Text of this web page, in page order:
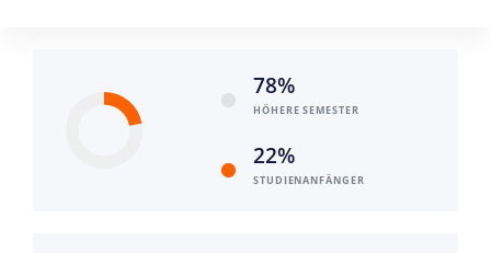
78%
HÖHERE SEMESTER
22%
STUDIEN­ANFÄNGER